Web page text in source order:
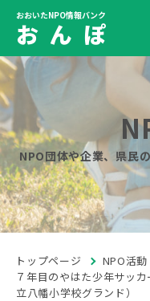
おおいたNPO情報バンク
お ん ぽ
NPO団体や企業、県民
トップページ
NPO活動
７年目のやはた少年サッ
立八幡小学校グランド）